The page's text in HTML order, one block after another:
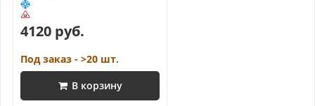
4120 руб.
Под заказ - >20 шт.
В корзину